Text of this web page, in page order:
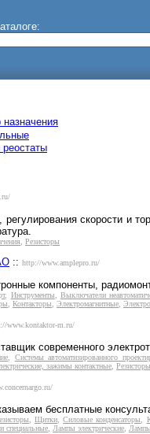
назначения
реостаты
скорости и
Резисторы
:: http://www.amplepro.ru/
компоненты,
, Инструменты Выключатели
Контакторы Электромагнитные
www.kontaktor-m.ru/
современного
Системы автоматизированного
зажимы контактные Резисторы
бесплатные
, Щитки,Силовые конденсаторы,
специальные, Лампы электрические, Лампы